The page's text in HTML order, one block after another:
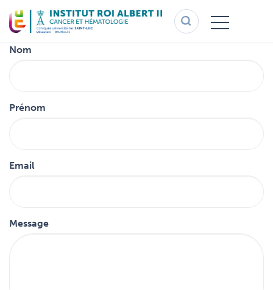
au
contenu
principal
Nom
Prénom
Email
Message